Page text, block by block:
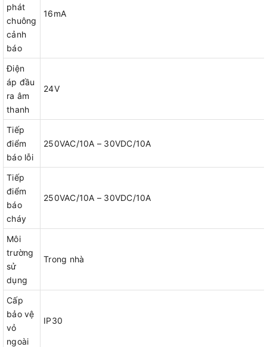
phát
chuông
cảnh
báo
16mA
Điện
áp đầu
ra âm
thanh
24V
Tiếp
điểm
báo lỗi
250VAC/10A – 30VDC/10A
Tiếp
điểm
báo
cháy
250VAC/10A – 30VDC/10A
Môi
trường
sử
dụng
Trong nhà
Cấp
bảo vệ
vỏ
ngoài
IP30